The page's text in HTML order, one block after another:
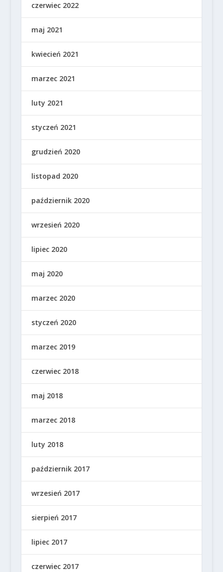
czerwiec 2022
maj 2021
kwiecień 2021
marzec 2021
luty 2021
styczeń 2021
grudzień 2020
listopad 2020
październik 2020
wrzesień 2020
lipiec 2020
maj 2020
marzec 2020
styczeń 2020
marzec 2019
czerwiec 2018
maj 2018
marzec 2018
luty 2018
październik 2017
wrzesień 2017
sierpień 2017
lipiec 2017
czerwiec 2017